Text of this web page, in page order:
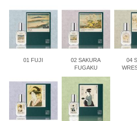
01 FUJI
02 SAKURA
FUGAKU
04